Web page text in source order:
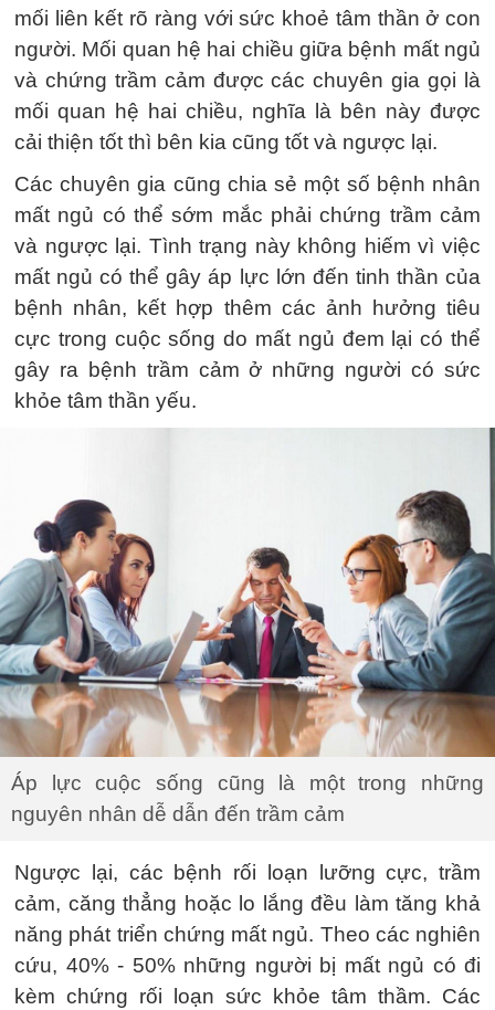
mối liên kết rõ ràng với sức khoẻ tâm thần ở con
người. Mối quan hệ hai chiều giữa bệnh mất ngủ
và chứng trầm cảm được các chuyên gia gọi là
mối quan hệ hai chiều, nghĩa là bên này được
cải thiện tốt thì bên kia cũng tốt và ngược lại.
Các chuyên gia cũng chia sẻ một số bệnh nhân
mất ngủ có thể sớm mắc phải chứng trầm cảm
và ngược lại. Tình trạng này không hiếm vì việc
mất ngủ có thể gây áp lực lớn đến tinh thần của
bệnh nhân, kết hợp thêm các ảnh hưởng tiêu
cực trong cuộc sống do mất ngủ đem lại có thể
gây ra bệnh trầm cảm ở những người có sức
khỏe tâm thần yếu.
Áp lực cuộc sống cũng là một trong những
nguyên nhân dễ dẫn đến trầm cảm
Ngược lại, các bệnh rối loạn lưỡng cực, trầm
cảm, căng thẳng hoặc lo lắng đều làm tăng khả
năng phát triển chứng mất ngủ. Theo các nghiên
cứu, 40% - 50% những người bị mất ngủ có đi
kèm chứng rối loạn sức khỏe tâm thầm. Các